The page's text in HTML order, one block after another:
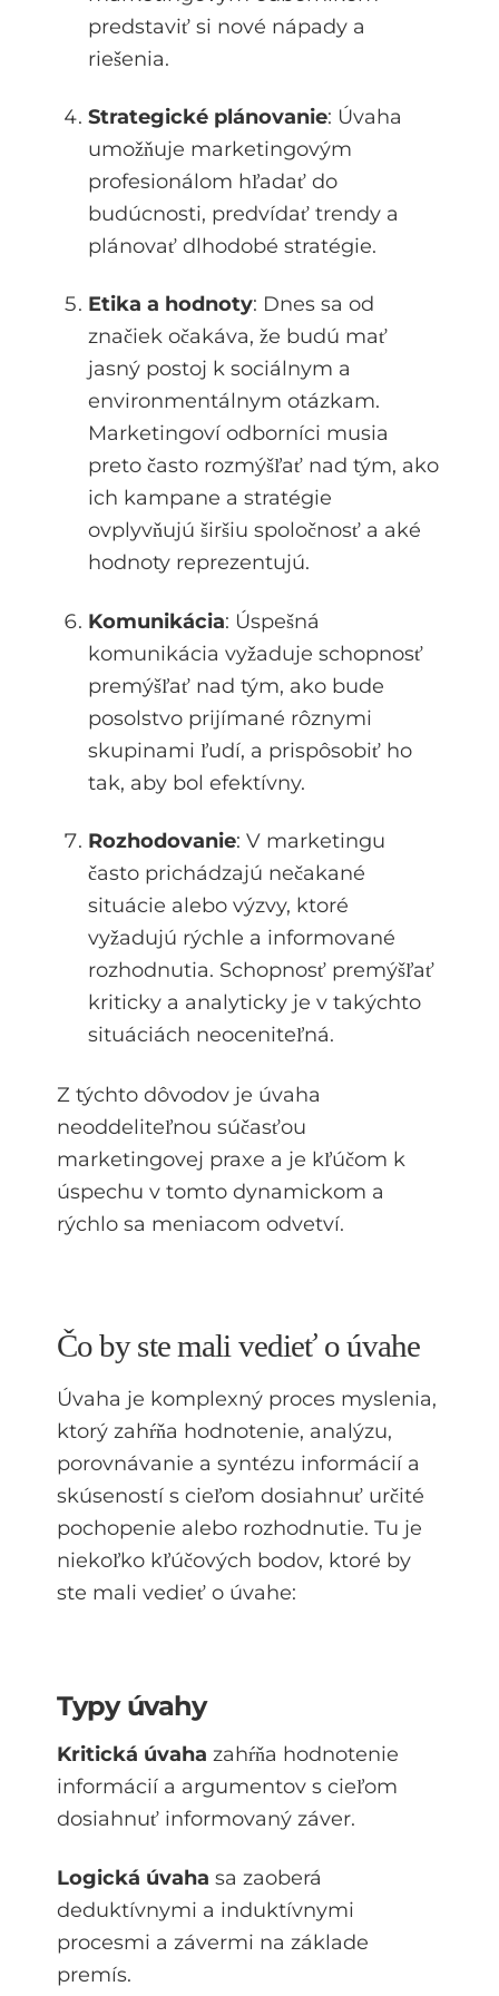
predstaviť si nové nápady a
riešenia.
Strategické plánovanie: Úvaha
umožňuje marketingovým
profesionálom hľadať do
budúcnosti, predvídať trendy a
plánovať dlhodobé stratégie.
Etika a hodnoty: Dnes sa od
značiek očakáva, že budú mať
jasný postoj k sociálnym a
environmentálnym otázkam.
Marketingoví odborníci musia
preto často rozmýšľať nad tým, ako
ich kampane a stratégie
ovplyvňujú širšiu spoločnosť a aké
hodnoty reprezentujú.
Komunikácia: Úspešná
komunikácia vyžaduje schopnosť
premýšľať nad tým, ako bude
posolstvo prijímané rôznymi
skupinami ľudí, a prispôsobiť ho
tak, aby bol efektívny.
Rozhodovanie: V marketingu
často prichádzajú nečakané
situácie alebo výzvy, ktoré
vyžadujú rýchle a informované
rozhodnutia. Schopnosť premýšľať
kriticky a analyticky je v takýchto
situáciách neoceniteľná.
Z týchto dôvodov je úvaha
neoddeliteľnou súčasťou
marketingovej praxe a je kľúčom k
úspechu v tomto dynamickom a
rýchlo sa meniacom odvetví.
Čo by ste mali vedieť o úvahe
Úvaha je komplexný proces myslenia,
ktorý zahŕňa hodnotenie, analýzu,
porovnávanie a syntézu informácií a
skúseností s cieľom dosiahnuť určité
pochopenie alebo rozhodnutie. Tu je
niekoľko kľúčových bodov, ktoré by
ste mali vedieť o úvahe:
Typy úvahy
Kritická úvaha zahŕňa hodnotenie
informácií a argumentov s cieľom
dosiahnuť informovaný záver.
Logická úvaha sa zaoberá
deduktívnymi a induktívnymi
procesmi a závermi na základe
premís.